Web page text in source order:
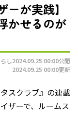
ーが実践】
かせるのが
し2024.09.25 00:00公開
2024.09.25 00:00更新
スクラブ』の連載
ザーで、ルームス